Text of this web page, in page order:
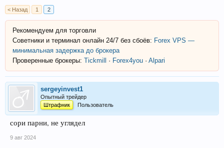
< Назад 1 2
Рекомендуем для торговли
Советники и терминал онлайн 24/7 без сбоёв: Forex VPS —
минимальная задержка до брокера
Проверенные брокеры: Tickmill · Forex4you · Alpari
sergeyinvest1
Опытный трейдер
Штрафник
Пользователь
сори парни, не углядел
9 авг 2024